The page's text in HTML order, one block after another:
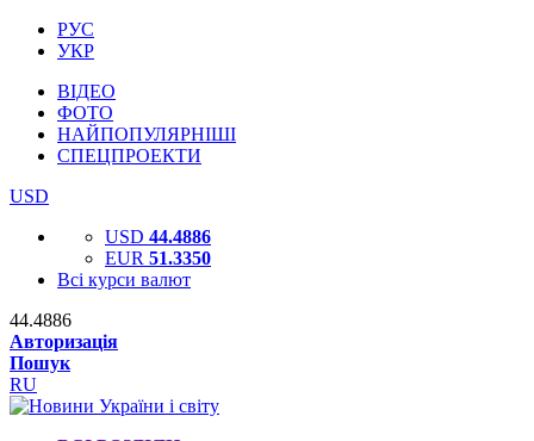
РУС
УКР
ВІДЕО
ФОТО
НАЙПОПУЛЯРНІШІ
СПЕЦПРОЕКТИ
USD
USD 44.4886
EUR 51.3350
Всі курси валют
44.4886
Авторизація
Пошук
RU